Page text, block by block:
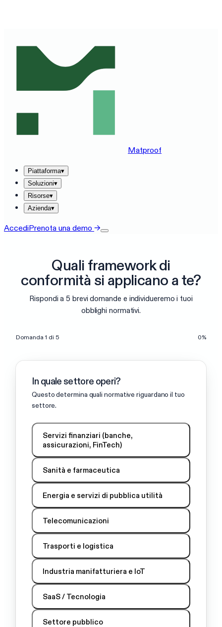
Matproof
Piattaforma▾
Soluzioni▾
Risorse▾
Azienda▾
AccediPrenota una demo →
Quali framework di
conformità si applicano a te?
Rispondi a 5 brevi domande e individueremo i tuoi
obblighi normativi.
Domanda 1 di 5 0%
In quale settore operi?
Questo determina quali normative riguardano il tuo
settore.
Servizi finanziari (banche,
assicurazioni, FinTech)
Sanità e farmaceutica
Energia e servizi di pubblica utilità
Telecomunicazioni
Trasporti e logistica
Industria manifatturiera e IoT
SaaS / Tecnologia
Settore pubblico